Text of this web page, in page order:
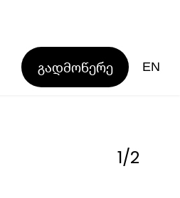
გადმოწერე EN
1/2